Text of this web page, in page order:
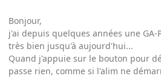
Bonjour,
j'ai depuis quelques années une
très bien jusqu'à aujourd'hui...
Quand j'appuie sur le bouton pour
passe rien, comme si l'alim ne